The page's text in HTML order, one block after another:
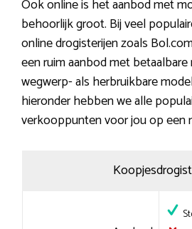
Ook online is het aanbod met
behoorlijk groot. Bij veel
online drogisterijen zoals
een ruim aanbod met
wegwerp- als herbruikbare
hieronder hebben we alle
verkooppunten voor jou op een